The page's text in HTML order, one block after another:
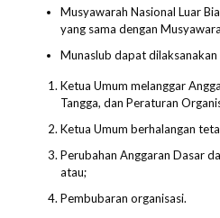
Musyawarah Nasional Luar
yang sama dengan
Munaslub dapat dilaksanakan
Ketua Umum melanggar
Tangga, dan Peraturan
Ketua Umum berhalangan
Perubahan Anggaran Dasar
atau;
Pembubaran organisasi.